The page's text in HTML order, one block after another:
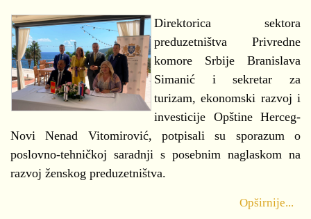
Direktorica sektora
preduzetništva Privredne
komore Srbije Branislava
Simanić i sekretar za
turizam, ekonomski razvoj i
investicije Opštine Herceg-
Novi Nenad Vitomirović, potpisali su sporazum o
poslovno-tehničkoj saradnji s posebnim naglaskom na
razvoj ženskog preduzetništva.
Opširnije...